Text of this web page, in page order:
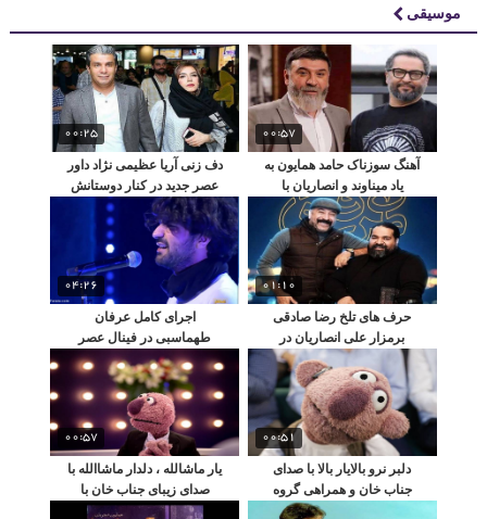
موسیقی
00:57
آهنگ سوزناک حامد همایون به
یاد میناوند و انصاریان با
همخوانی بازیکنان فوتبال
00:25
دف زنی آریا عظیمی نژاد داور
عصر جدید در کنار دوستانش
01:10
حرف های تلخ رضا صادقی
برمزار علی انصاریان در
بهشت زهرا
04:26
اجرای کامل عرفان
طهماسبی در فینال عصر
جدید و بغض احسان علیخانی
00:51
دلبر نرو بالایار بالا با صدای
جناب خان و همراهی گروه
موسیقی بندری
00:57
یار ماشالله ، دلدار ماشاالله با
صدای زیبای جناب خان با
آهنگ بندری !